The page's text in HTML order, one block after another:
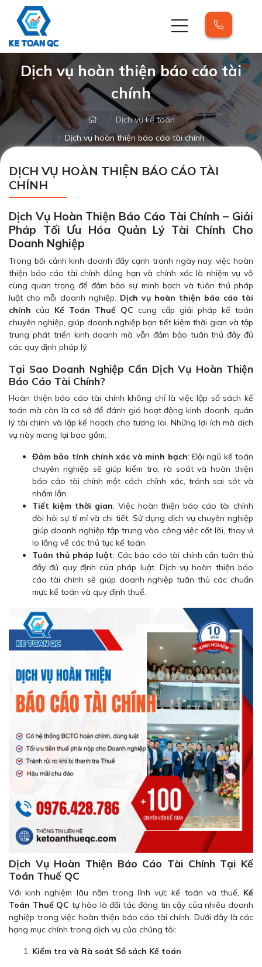
Dịch vụ hoàn thiện báo cáo tài
chính
Dịch vụ kế toán
Dịch vụ hoàn thiện báo cáo tài chính
DỊCH VỤ HOÀN THIỆN BÁO CÁO TÀI
CHÍNH
Dịch Vụ Hoàn Thiện Báo Cáo Tài Chính – Giải
Pháp Tối Ưu Hóa Quản Lý Tài Chính Cho
Doanh Nghiệp
Trong bối cảnh kinh doanh đầy cạnh tranh ngày nay, việc hoàn
thiện báo cáo tài chính đúng hạn và chính xác là nhiệm vụ vô
cùng quan trọng để đảm bảo sự minh bạch và tuân thủ pháp
luật cho mỗi doanh nghiệp. Dịch vụ hoàn thiện báo cáo tài
chính của Kế Toán Thuế QC cung cấp giải pháp kế toán
chuyên nghiệp, giúp doanh nghiệp bạn tiết kiệm thời gian và tập
trung phát triển kinh doanh mà vẫn đảm bảo tuân thủ đầy đủ
các quy định pháp lý.
Tại Sao Doanh Nghiệp Cần Dịch Vụ Hoàn Thiện
Báo Cáo Tài Chính?
Hoàn thiện báo cáo tài chính không chỉ là việc lập sổ sách kế
toán mà còn là cơ sở để đánh giá hoạt động kinh doanh, quản
lý tài chính và lập kế hoạch cho tương lai. Những lợi ích mà dịch
vụ này mang lại bao gồm:
Đảm bảo tính chính xác và minh bạch: Đội ngũ kế toán
chuyên nghiệp sẽ giúp kiểm tra, rà soát và hoàn thiện
báo cáo tài chính một cách chính xác, tránh sai sót và
nhầm lẫn.
Tiết kiệm thời gian: Việc hoàn thiện báo cáo tài chính
đòi hỏi sự tỉ mỉ và chi tiết. Sử dụng dịch vụ chuyên nghiệp
giúp doanh nghiệp tập trung vào công việc cốt lõi, thay vì
lo lắng về các thủ tục kế toán.
Tuân thủ pháp luật: Các báo cáo tài chính cần tuân thủ
đầy đủ quy định của pháp luật. Dịch vụ hoàn thiện báo
cáo tài chính sẽ giúp doanh nghiệp tuân thủ các chuẩn
mực kế toán và quy định thuế.
Dịch Vụ Hoàn Thiện Báo Cáo Tài Chính Tại Kế
Toán Thuế QC
Với kinh nghiệm lâu năm trong lĩnh vực kế toán và thuế, Kế
Toán Thuế QC tự hào là đối tác đáng tin cậy của nhiều doanh
nghiệp trong việc hoàn thiện báo cáo tài chính. Dưới đây là các
hạng mục chính trong dịch vụ của chúng tôi:
Kiểm tra và Rà soát Sổ sách Kế toán